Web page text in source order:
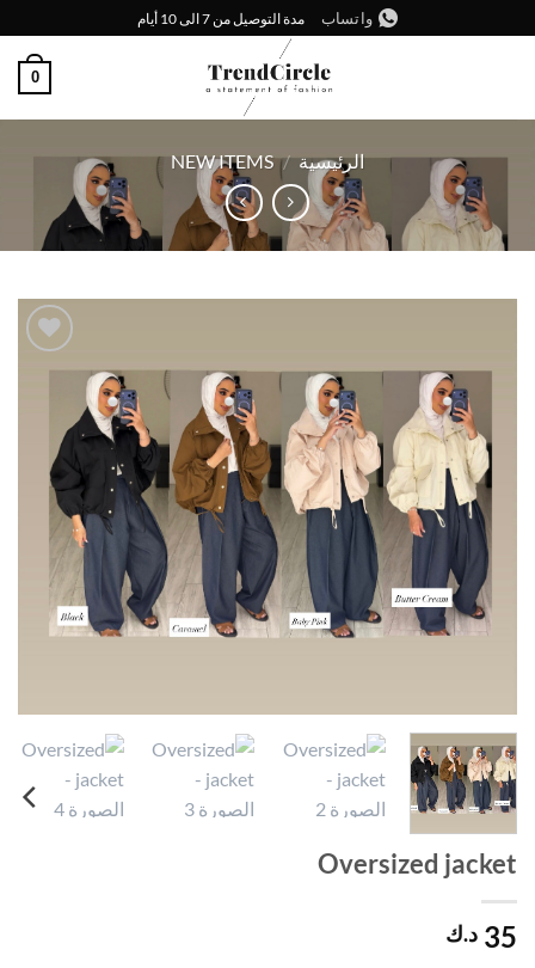
للمحتوى
واتساب مدة التوصيل من 7 الى 10 أيام
0
الرئيسية /
NEW ITEMS
إضافة
الرغبات
Oversized jacket
35 د.ك